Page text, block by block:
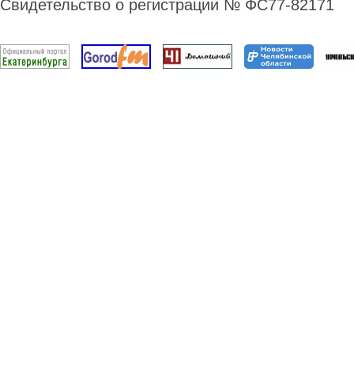
Свидетельство о регистрации № ФС77-82171